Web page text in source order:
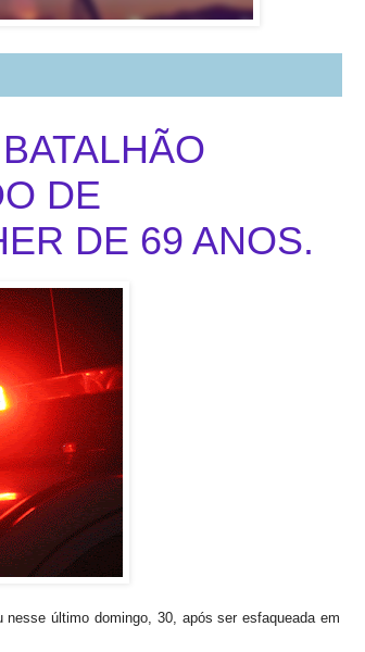
DE
DE 69 ANOS.
último domingo, 30, após ser esfaqueada em